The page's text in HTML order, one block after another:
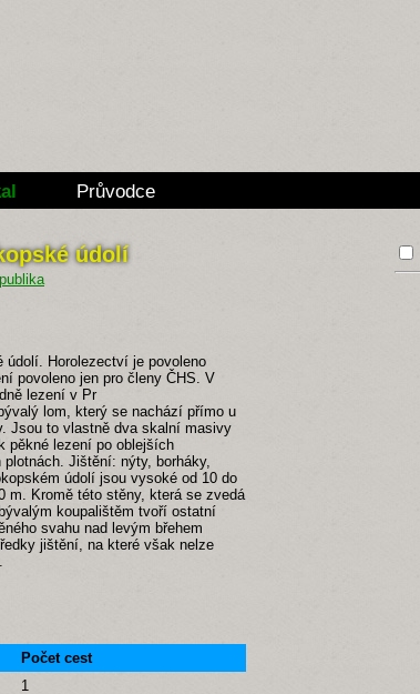
Průvodce
údolí
Horolezectví je povoleno
povoleno jen pro členy ČHS. V
lezení v Pr
lom, který se nachází přímo u
Jsou to vlastně dva skalní masivy
pěkné lezení po oblejších
Jištění: nýty, borháky,
údolí jsou vysoké od 10 do
m. Kromě této stěny, která se zvedá
koupalištěm tvoří ostatní
svahu nad levým břehem
jištění, na které však nelze
Počet cest
1